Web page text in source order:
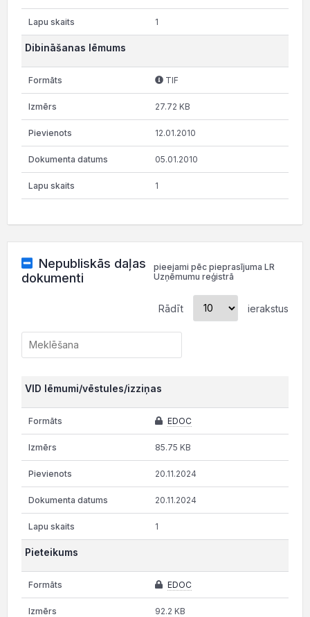
1
Dibināšanas lēmums
TIF
27.72 KB
12.01.2010
05.01.2010
1
Nepubliskās daļas
dokumenti
pieejami pēc pieprasījuma LR
Uzņēmumu reģistrā
Rādīt ierakstus
VID lēmumi/vēstules/izziņas
EDOC
85.75 KB
20.11.2024
20.11.2024
1
Pieteikums
EDOC
92.2 KB